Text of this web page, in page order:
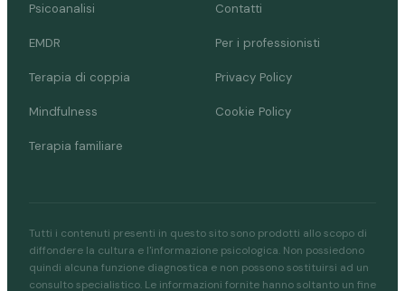
Psicoanalisi
EMDR
Terapia di coppia
Mindfulness
Terapia familiare
Contatti
Per i professionisti
Privacy Policy
Cookie Policy
Tutti i contenuti presenti in questo sito sono prodotti allo scopo di
diffondere la cultura e l'informazione psicologica. Non possiedono
quindi alcuna funzione diagnostica e non possono sostituirsi ad un
consulto specialistico. Le informazioni fornite hanno soltanto un fine